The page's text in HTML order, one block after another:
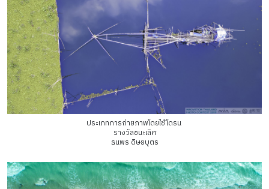
ประเภทการถ่ายภาพโดยใช้โดรน
รางวัลชนะเลิศ
ธนพร ดิษยบุตร